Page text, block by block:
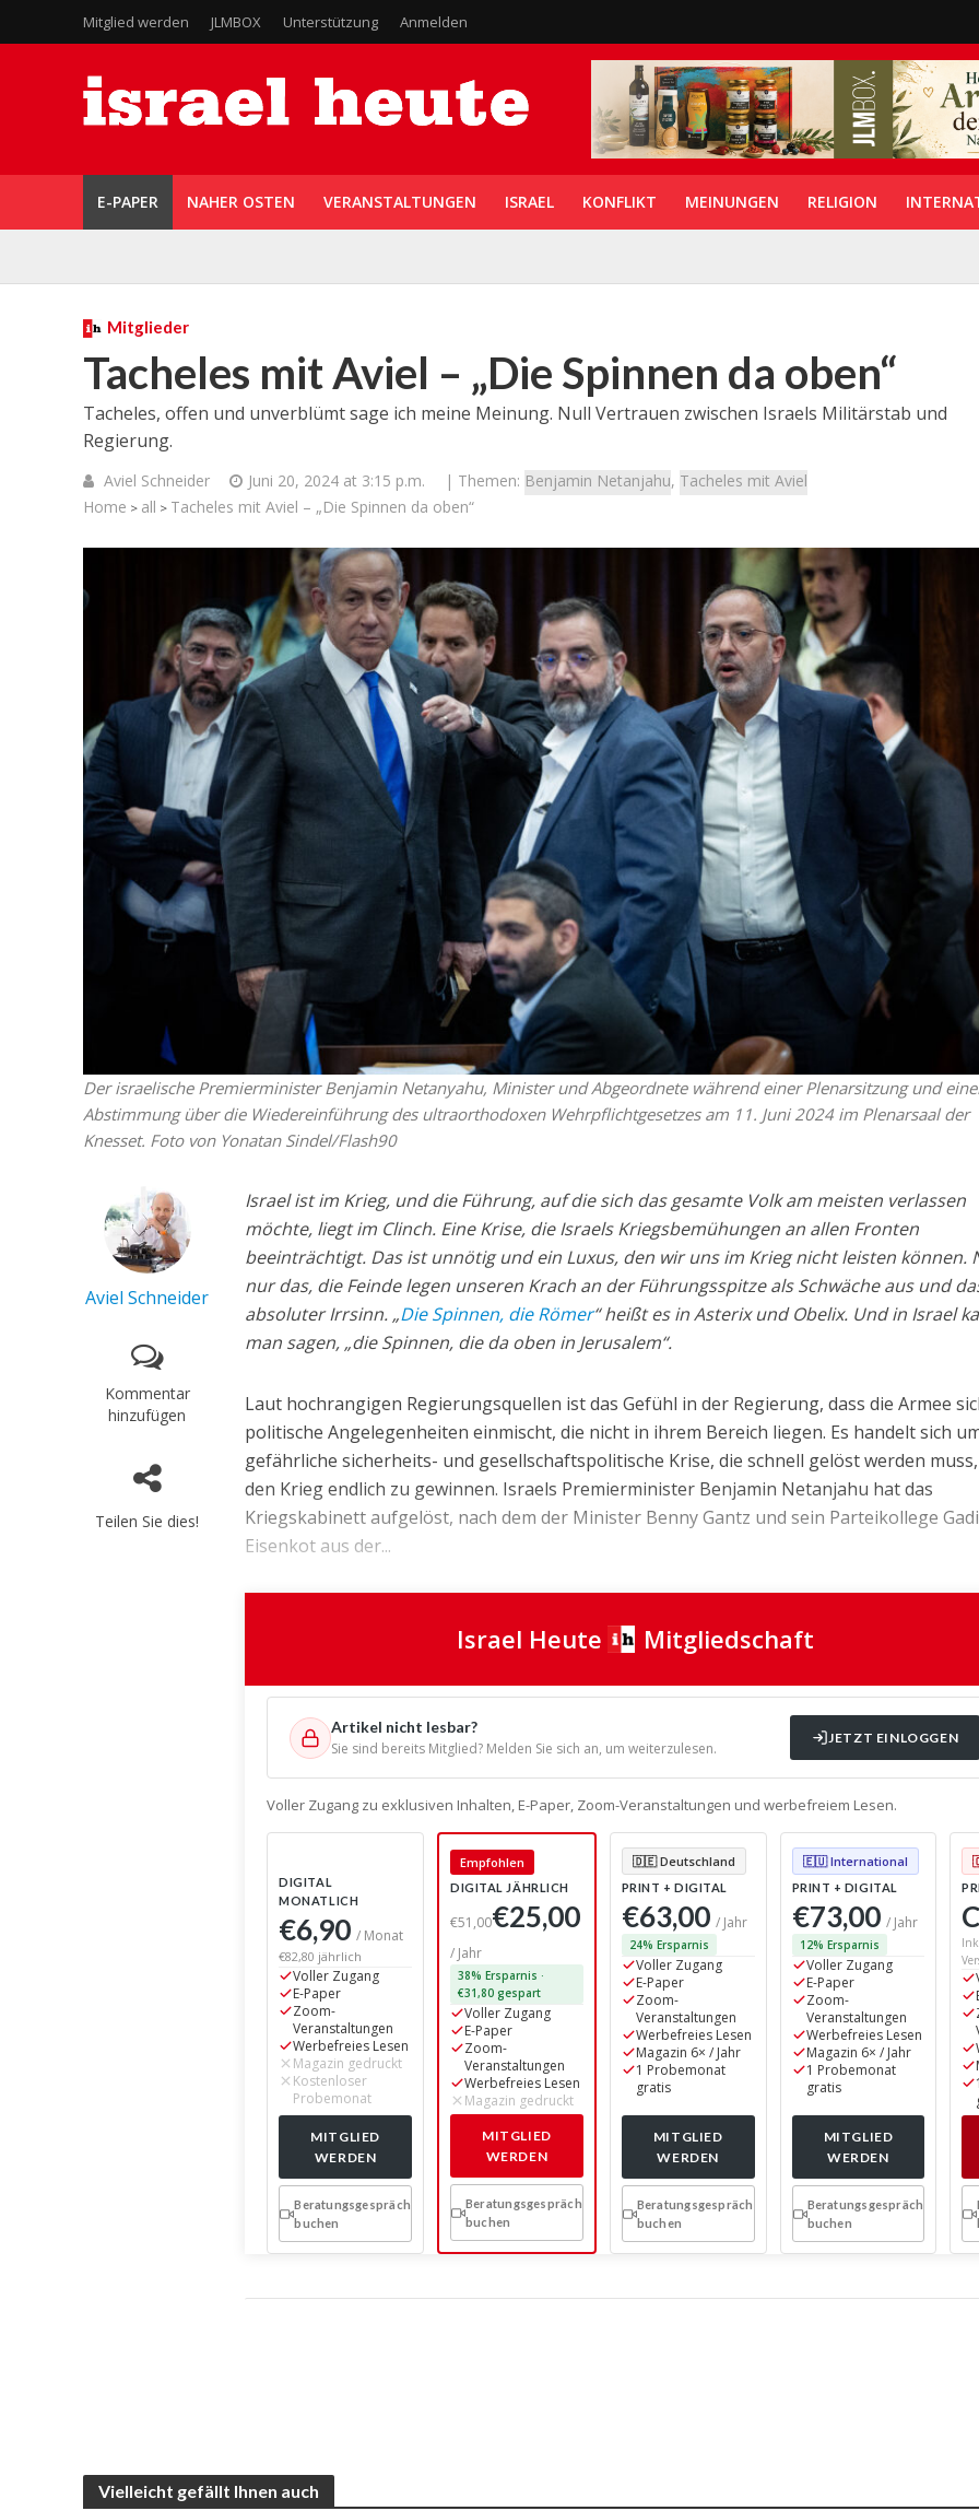
Mitglied werden JLMBOX Unterstützung Anmelden
E-PAPER NAHER OSTEN VERANSTALTUNGEN ISRAEL KONFLIKT MEINUNGEN RELIGION
Mitglieder
Tacheles mit Aviel – „Die Spinnen da oben“
Tacheles, offen und unverblümt sage ich meine Meinung. Null Vertrauen zwischen Israels Militärstab und
Regierung.
Aviel Schneider Juni 20, 2024 at 3:15 p.m. | Themen: Benjamin Netanjahu, Tacheles mit Aviel
Home > all > Tacheles mit Aviel – „Die Spinnen da oben“
Der israelische Premierminister Benjamin Netanyahu, Minister und Abgeordnete während einer Plenarsitzung und
Abstimmung über die Wiedereinführung des ultraorthodoxen Wehrpflichtgesetzes am 11. Juni 2024 im Plenarsaal der
Knesset. Foto von Yonatan Sindel/Flash90
Aviel Schneider
Kommentar
hinzufügen
Teilen Sie dies!
Israel ist im Krieg, und die Führung, auf die sich das gesamte Volk am meisten verlassen
möchte, liegt im Clinch. Eine Krise, die Israels Kriegsbemühungen an allen Fronten
beeinträchtigt. Das ist unnötig und ein Luxus, den wir uns im Krieg nicht leisten können.
nur das, die Feinde legen unseren Krach an der Führungsspitze als Schwäche aus und
absoluter Irrsinn. „Die Spinnen, die Römer“ heißt es in Asterix und Obelix. Und in Israel
man sagen, „die Spinnen, die da oben in Jerusalem“.
Laut hochrangigen Regierungsquellen ist das Gefühl in der Regierung, dass die Armee
politische Angelegenheiten einmischt, die nicht in ihrem Bereich liegen. Es handelt sich
gefährliche sicherheits- und gesellschaftspolitische Krise, die schnell gelöst werden
den Krieg endlich zu gewinnen. Israels Premierminister Benjamin Netanjahu hat das
Kriegskabinett aufgelöst, nach dem der Minister Benny Gantz und sein Parteikollege Gadi
Eisenkot aus der...
Israel Heute Mitgliedschaft
Artikel nicht lesbar?
Sie sind bereits Mitglied? Melden Sie sich an, um weiterzulesen.
JETZT EINLOGGEN
Voller Zugang zu exklusiven Inhalten, E-Paper, Zoom-Veranstaltungen und werbefreiem Lesen.
DIGITAL
MONATLICH
€6,90/ Monat
€82,80 jährlich
Voller Zugang
E-Paper
Zoom-
Veranstaltungen
Werbefreies Lesen
Magazin gedruckt
Kostenloser
Probemonat
MITGLIED
WERDEN
Beratungsgespräch
buchen
Empfohlen
DIGITAL JÄHRLICH
€51,00€25,00
/ Jahr
38% Ersparnis ·
€31,80 gespart
Voller Zugang
E-Paper
Zoom-
Veranstaltungen
Werbefreies Lesen
Magazin gedruckt
MITGLIED
WERDEN
Beratungsgespräch
buchen
🇩🇪 Deutschland
PRINT + DIGITAL
€63,00 / Jahr
24% Ersparnis
Voller Zugang
E-Paper
Zoom-
Veranstaltungen
Werbefreies Lesen
Magazin 6× / Jahr
1 Probemonat
gratis
MITGLIED
WERDEN
Beratungsgespräch
buchen
🇪🇺 International
PRINT + DIGITAL
€73,00 / Jahr
12% Ersparnis
Voller Zugang
E-Paper
Zoom-
Veranstaltungen
Werbefreies Lesen
Magazin 6× / Jahr
1 Probemonat
gratis
MITGLIED
WERDEN
Beratungsgespräch
buchen
Vielleicht gefällt Ihnen auch
Israel
Israelische Wahlen 2026: Das ist
die Knesset – Vladimir Beliak
Israel
Israelische Wahlen 2026:
die Knesset – Moshe